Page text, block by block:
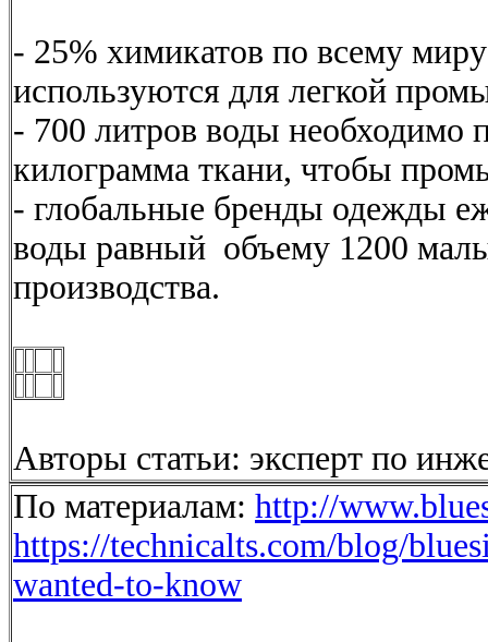
- 25% химикатов по всему
используются для легкой
- 700 литров воды необходимо
килограмма ткани, чтобы
- глобальные бренды одежды
воды равный объему 1200
производства.
Авторы статьи: эксперт по
По материалам: http://
https://technicalts.com/blog/
wanted-to-know